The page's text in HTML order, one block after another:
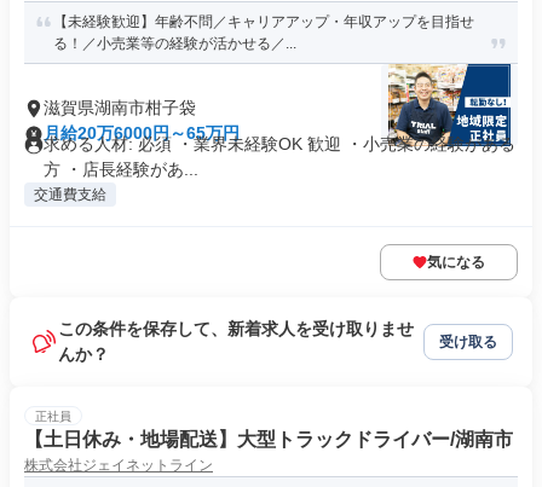
【未経験歓迎】年齢不問／キャリアアップ・年収アップを目指せ
る！／小売業等の経験が活かせる／...
滋賀県湖南市柑子袋
月給20万6000円～65万円
求める人材: 必須 ・業界未経験OK 歓迎 ・小売業の経験がある
方 ・店長経験があ...
交通費支給
気になる
この条件を保存して、新着求人を受け取りませ
んか？
受け取る
正社員
【土日休み・地場配送】大型トラックドライバー/湖南市
株式会社ジェイネットライン